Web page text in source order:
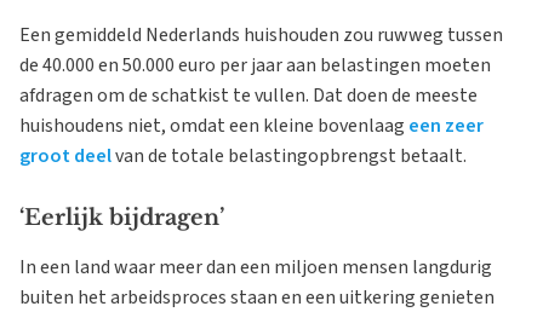
Een gemiddeld Nederlands huishouden zou ruwweg tussen
de 40.000 en 50.000 euro per jaar aan belastingen moeten
afdragen om de schatkist te vullen. Dat doen de meeste
huishoudens niet, omdat een kleine bovenlaag een zeer
groot deelvan de totale belastingopbrengst betaalt.
‘Eerlijk bijdragen’
In een land waar meer dan een miljoen mensen langdurig
buiten het arbeidsproces staan en een uitkering genieten